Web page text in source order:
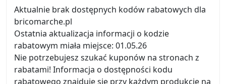
Aktualnie brak dostępnych kodów rabatowych dla
bricomarche.pl
Ostatnia aktualizacja informacji o kodzie
rabatowym miała miejsce: 01.05.26
Nie potrzebujesz szukać kuponów na stronach z
rabatami! Informacja o dostępności kodu
rabatowego znajduje się przy każdym produkcie na